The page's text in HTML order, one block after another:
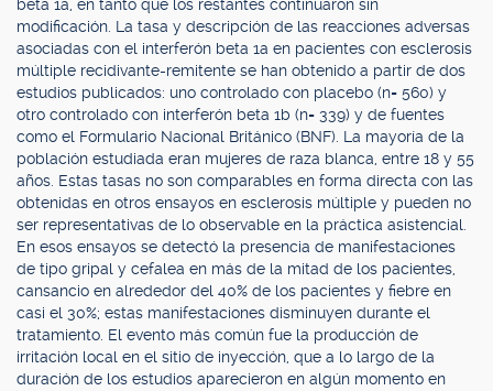
beta 1a, en tanto que los restantes continuaron sin
modificación. La tasa y descripción de las reacciones adversas
asociadas con el interferón beta 1a en pacientes con esclerosis
múltiple recidivante-remitente se han obtenido a partir de dos
estudios publicados: uno controlado con placebo (n= 560) y
otro controlado con interferón beta 1b (n= 339) y de fuentes
como el Formulario Nacional Británico (BNF). La mayoría de la
población estudiada eran mujeres de raza blanca, entre 18 y 55
años. Estas tasas no son comparables en forma directa con las
obtenidas en otros ensayos en esclerosis múltiple y pueden no
ser representativas de lo observable en la práctica asistencial.
En esos ensayos se detectó la presencia de manifestaciones
de tipo gripal y cefalea en más de la mitad de los pacientes,
cansancio en alrededor del 40% de los pacientes y fiebre en
casi el 30%; estas manifestaciones disminuyen durante el
tratamiento. El evento más común fue la producción de
irritación local en el sitio de inyección, que a lo largo de la
duración de los estudios aparecieron en algún momento en